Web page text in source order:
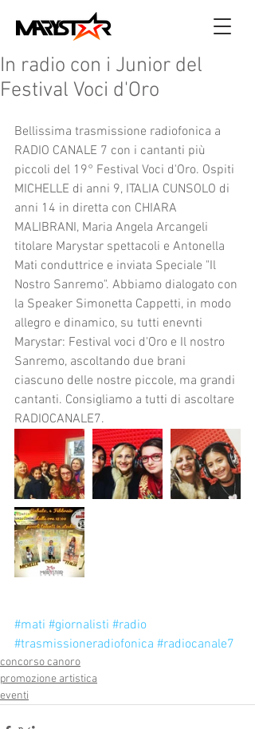
In radio con i Junior del
Festival Voci d'Oro
Bellissima trasmissione radiofonica a
RADIO CANALE 7 con i cantanti più
piccoli del 19° Festival Voci d'Oro. Ospiti
MICHELLE di anni 9, ITALIA CUNSOLO di
anni 14 in diretta con CHIARA
MALIBRANI, Maria Angela Arcangeli
titolare Marystar spettacoli e Antonella
Mati conduttrice e inviata Speciale "Il
Nostro Sanremo". Abbiamo dialogato con
la Speaker Simonetta Cappetti, in modo
allegro e dinamico, su tutti enevnti
Marystar: Festival voci d'Oro e Il nostro
Sanremo, ascoltando due brani
ciascuno delle nostre piccole, ma grandi
cantanti. Consigliamo a tutti di ascoltare
RADIOCANALE7.
#mati #giornalisti #radio
#trasmissioneradiofonica #radiocanale7
concorso canoro
promozione artistica
eventi